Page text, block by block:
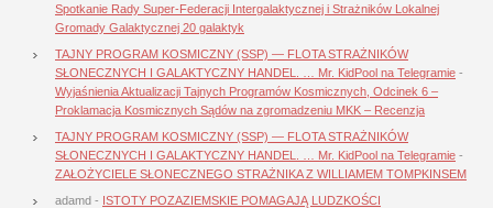
Spotkanie Rady Super-Federacji Intergalaktycznej i Strażników Lokalnej
Gromady Galaktycznej 20 galaktyk
TAJNY PROGRAM KOSMICZNY (SSP) — FLOTA STRAŻNIKÓW
SŁONECZNYCH I GALAKTYCZNY HANDEL. … Mr. KidPool na Telegramie -
Wyjaśnienia Aktualizacji Tajnych Programów Kosmicznych, Odcinek 6 –
Proklamacja Kosmicznych Sądów na zgromadzeniu MKK – Recenzja
TAJNY PROGRAM KOSMICZNY (SSP) — FLOTA STRAŻNIKÓW
SŁONECZNYCH I GALAKTYCZNY HANDEL. … Mr. KidPool na Telegramie -
ZAŁOŻYCIELE SŁONECZNEGO STRAŻNIKA Z WILLIAMEM TOMPKINSEM
adamd - ISTOTY POZAZIEMSKIE POMAGAJĄ LUDZKOŚCI